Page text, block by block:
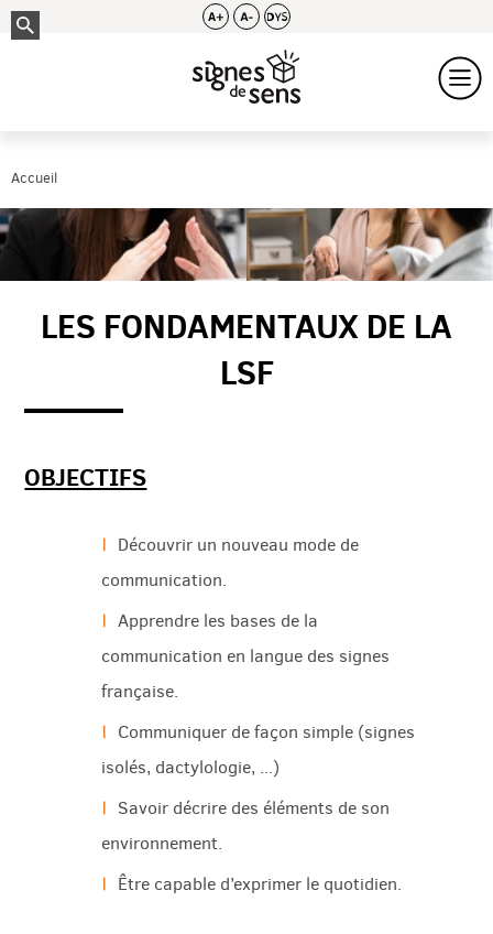
Accueil
LES FONDAMENTAUX DE LA
LSF
OBJECTIFS
Découvrir un nouveau mode de
communication.
Apprendre les bases de la
communication en langue des signes
française.
Communiquer de façon simple (signes
isolés, dactylologie, ...)
Savoir décrire des éléments de son
environnement.
Être capable d’exprimer le quotidien.